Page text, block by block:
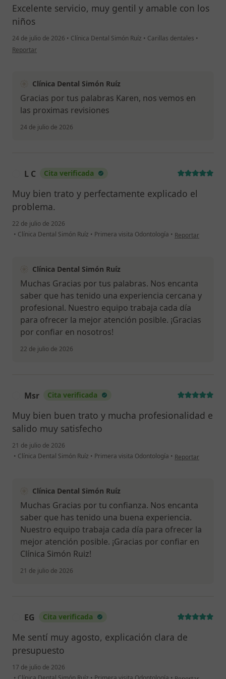
Excelente servicio, muy gentil y amable con los
niños
24 de julio de 2026 • Clínica Dental Simón Ruíz • Carillas dentales •
en opinión del usuario Karen
Reportar
Clínica Dental Simón Ruíz
Gracias por tus palabras Karen, nos vemos en
las proximas revisiones
24 de julio de 2026
L C Cita verificada
Muy bien trato y perfectamente explicado el
problema.
22 de julio de 2026
• Clínica Dental Simón Ruíz • Primera visita Odontología • en opinión del
Reportar
Clínica Dental Simón Ruíz
Muchas Gracias por tus palabras. Nos encanta
saber que has tenido una experiencia cercana y
profesional. Nuestro equipo trabaja cada día
para ofrecer la mejor atención posible. ¡Gracias
por confiar en nosotros!
22 de julio de 2026
Msr Cita verificada
Muy bien buen trato y mucha profesionalidad e
salido muy satisfecho
21 de julio de 2026
• Clínica Dental Simón Ruíz • Primera visita Odontología • en opinión del
Reportar
Clínica Dental Simón Ruíz
Muchas Gracias por tu confianza. Nos encanta
saber que has tenido una buena experiencia.
Nuestro equipo trabaja cada día para ofrecer la
mejor atención posible. ¡Gracias por confiar en
Clínica Simón Ruiz!
21 de julio de 2026
EG Cita verificada
Me sentí muy agosto, explicación clara de
presupuesto
17 de julio de 2026
en opinión del